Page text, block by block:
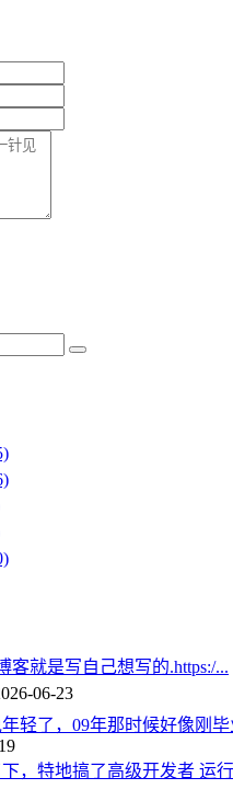
客就是写自己想写的.https:/...
06-23
轻了，09年那时候好像刚毕
，特地搞了高级开发者 运